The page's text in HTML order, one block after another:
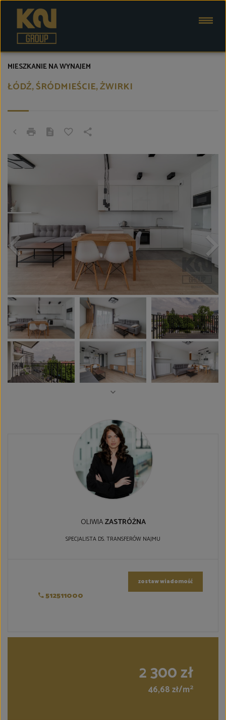
ŁÓDŹ, ŚRÓDMIEŚCIE, ŻWIRKI
MIESZKANIE NA WYNAJEM
OLIWIAZASTRÓŻNA
SPECJALISTA DS. TRANSFERÓW NAJMU
512511000
zostaw wiadomość
2 300 zł
46,68 zł/m2